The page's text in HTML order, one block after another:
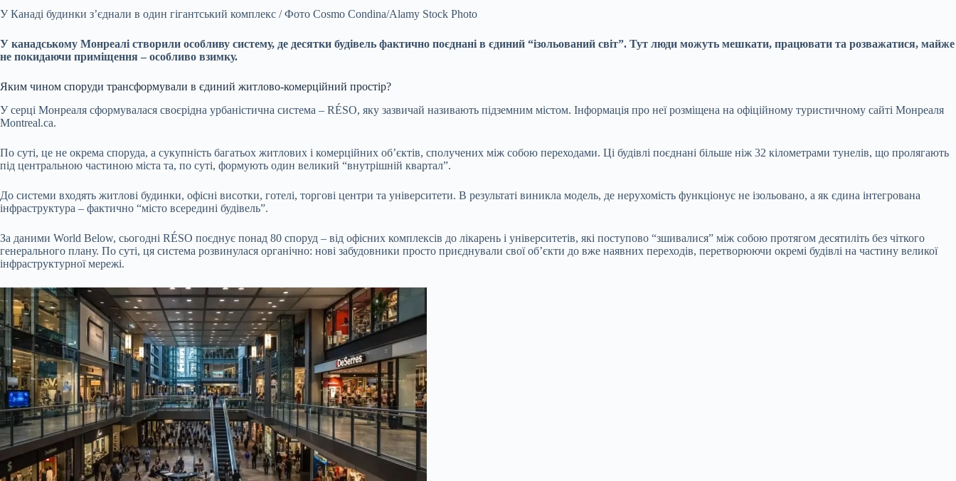
У Канаді будинки з’єднали в один гігантський комплекс / Фото Cosmo Condina/Alamy Stock Photo
У канадському Монреалі створили особливу систему, де десятки будівель фактично поєднані в єдиний “ізольований світ”. Тут люди можуть мешкати, працювати та розважатися, майже
не покидаючи приміщення – особливо взимку.
Яким чином споруди трансформували в єдиний житлово-комерційний простір?
У серці Монреаля сформувалася своєрідна урбаністична система – RÉSO, яку зазвичай називають підземним містом. Інформація про неї розміщена на офіційному туристичному сайті Монреаля
Montreal.ca.
По суті, це не окрема споруда, а сукупність багатьох житлових і комерційних об’єктів, сполучених між собою переходами. Ці будівлі поєднані більше ніж 32 кілометрами тунелів, що пролягають
під центральною частиною міста та, по суті, формують один великий “внутрішній квартал”.
До системи входять житлові будинки, офісні висотки, готелі, торгові центри та університети. В результаті виникла модель, де нерухомість функціонує не ізольовано, а як єдина інтегрована
інфраструктура – фактично “місто всередині будівель”.
За даними World Below, сьогодні RÉSO поєднує понад 80 споруд – від офісних комплексів до лікарень і університетів, які поступово “зшивалися” між собою протягом десятиліть без чіткого
генерального плану. По суті, ця система розвинулася органічно: нові забудовники просто приєднували свої об’єкти до вже наявних переходів, перетворюючи окремі будівлі на частину великої
інфраструктурної мережі.